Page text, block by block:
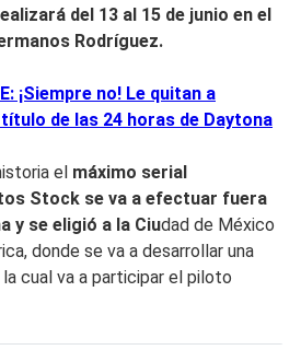
del 13 al 15 de junio en el
Rodríguez.
¡Siempre no! Le quitan a
de las 24 horas de Daytona
el máximo serial
Stock se va a efectuar fuera
y se eligió a la Ciudad de México
donde se va a desarrollar una
cual va a participar el piloto